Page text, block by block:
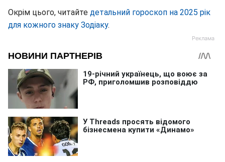
Окрім цього, читайте детальний гороскоп на 2025 рік
для кожного знаку Зодіаку.